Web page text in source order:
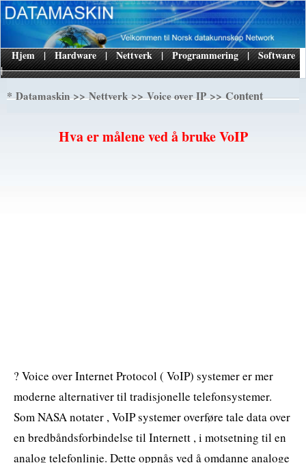
|
Hjem | Hardware | Nettverk | Programmering | Software
*Datamaskin>>Nettverk>>Voice over IP>> Content
Hva er målene ved å bruke VoIP
? Voice over Internet Protocol ( VoIP) systemer er mer
moderne alternativer til tradisjonelle telefonsystemer.
Som NASA notater , VoIP systemer overføre tale data over
en bredbåndsforbindelse til Internett , i motsetning til en
analog telefonlinje. Dette oppnås ved å omdanne analoge